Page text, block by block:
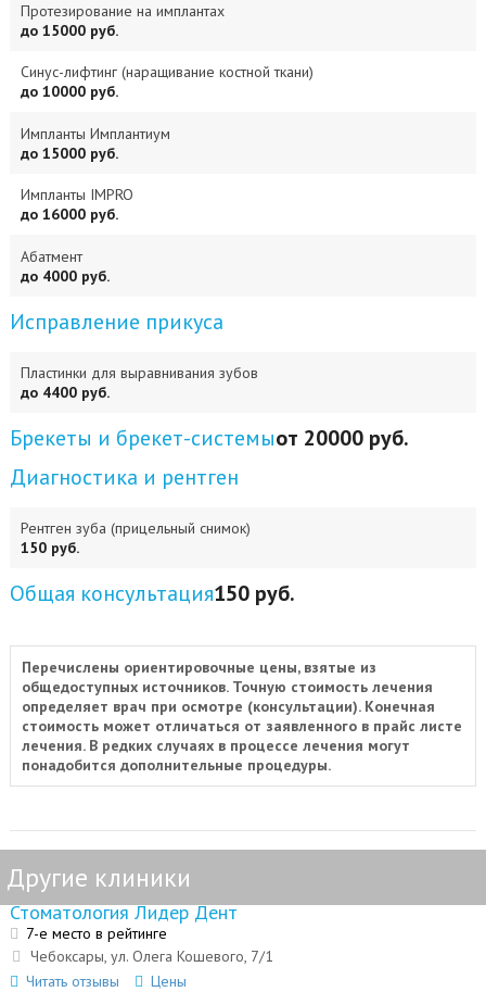
Протезирование на имплантах
до 15000 руб.
Синус-лифтинг (наращивание костной ткани)
до 10000 руб.
Импланты Имплантиум
до 15000 руб.
Импланты IMPRO
до 16000 руб.
Абатмент
до 4000 руб.
Исправление прикуса
Пластинки для выравнивания зубов
до 4400 руб.
Брекеты и брекет-системыот 20000 руб.
Диагностика и рентген
Рентген зуба (прицельный снимок)
150 руб.
Общая консультация150 руб.
Перечислены ориентировочные цены, взятые из
общедоступных источников. Точную стоимость лечения
определяет врач при осмотре (консультации). Конечная
стоимость может отличаться от заявленного в прайс листе
лечения. В редких случаях в процессе лечения могут
понадобится дополнительные процедуры.
Другие клиники
Стоматология Лидер Дент
7-е место в рейтинге
Чебоксары, ул. Олега Кошевого, 7/1
Читать отзывы
Цены